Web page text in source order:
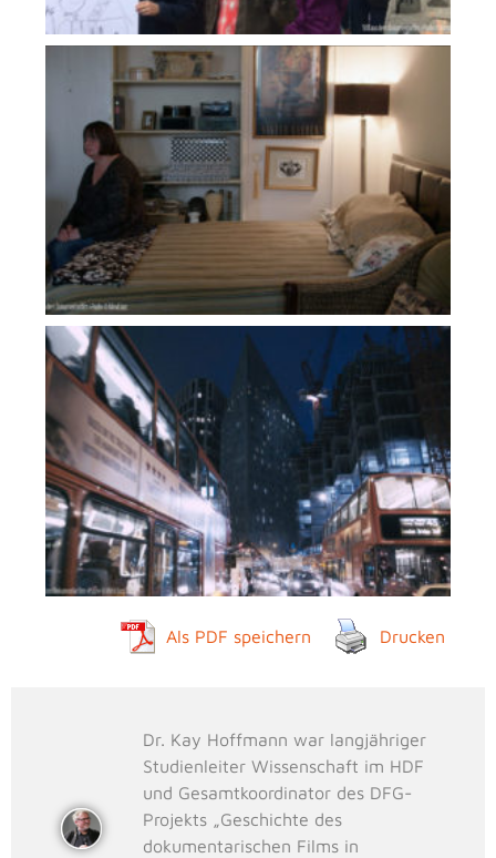
Als PDF speichern Drucken
Dr. Kay Hoffmann war langjähriger
Studienleiter Wissenschaft im HDF
und Gesamtkoordinator des DFG-
Projekts „Geschichte des
dokumentarischen Films in